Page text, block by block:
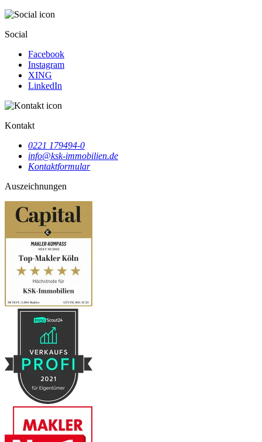
Social
Facebook
Instagram
XING
LinkedIn
Kontakt
0221 179494-0
info@ksk-immobilien.de
Kontaktformular
Auszeichnungen